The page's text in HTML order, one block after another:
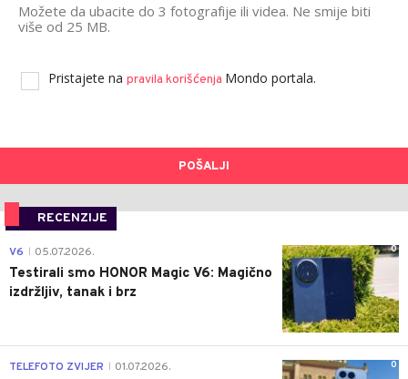
Možete da ubacite do 3 fotografije ili videa. Ne smije biti
više od 25 MB.
Pristajete na pravila korišćenja Mondo portala.
POŠALJI
RECENZIJE
0
V6 05.07.2026.
Testirali smo HONOR Magic V6: Magično
izdržljiv, tanak i brz
0
TELEFOTO ZVIJER 01.07.2026.